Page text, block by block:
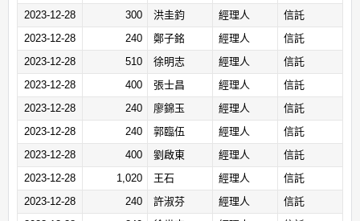
2023-12-28
300 洪圭鈞 經理人
信託
2023-12-28
240 鄭子銘 經理人
信託
2023-12-28
510 徐明志 經理人
信託
2023-12-28
400 張士昌 經理人
信託
2023-12-28
240 廖錦玉 經理人
信託
2023-12-28
240 郭臨伍 經理人
信託
2023-12-28
400 劉啟東 經理人
信託
2023-12-28
1,020 王石 經理人
信託
2023-12-28
240 許淑芬 經理人
信託